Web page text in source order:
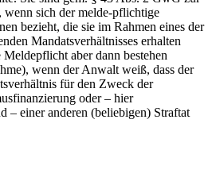
sich der melde-pflichtige
bezieht, die sie im Rahmen eines der
Mandatsverhältnisses erhalten
aber dann bestehen
wenn der Anwalt weiß, dass der
für den Zweck der
oder – hier
– einer anderen (beliebigen) Straftat